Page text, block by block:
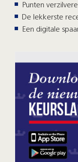
Punten
De lekkerste
Een digitale